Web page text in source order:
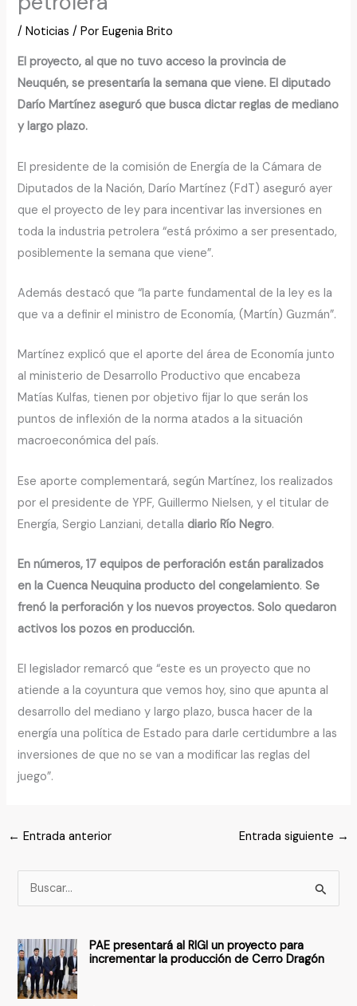
/Noticias / PorEugenia Brito
El proyecto, al que no tuvo acceso la provincia de
Neuquén, se presentaría la semana que viene. El diputado
Darío Martínez aseguró que busca dictar reglas de mediano
y largo plazo.
El presidente de la comisión de Energía de la Cámara de
Diputados de la Nación, Darío Martínez (FdT) aseguró ayer
que el proyecto de ley para incentivar las inversiones en
toda la industria petrolera “está próximo a ser presentado,
posiblemente la semana que viene”.
Además destacó que “la parte fundamental de la ley es la
que va a definir el ministro de Economía, (Martín) Guzmán”.
Martínez explicó que el aporte del área de Economía junto
al ministerio de Desarrollo Productivo que encabeza
Matías Kulfas, tienen por objetivo fijar lo que serán los
puntos de inflexión de la norma atados a la situación
macroeconómica del país.
Ese aporte complementará, según Martínez, los realizados
por el presidente de YPF, Guillermo Nielsen, y el titular de
Energía, Sergio Lanziani, detalladiario Río Negro.
En números, 17 equipos de perforación están paralizados
en la Cuenca Neuquina producto del congelamiento. Se
frenó la perforación y los nuevos proyectos. Solo quedaron
activos los pozos en producción.
El legislador remarcó que “este es un proyecto que no
atiende a la coyuntura que vemos hoy, sino que apunta al
desarrollo del mediano y largo plazo, busca hacer de la
energía una política de Estado para darle certidumbre a las
inversiones de que no se van a modificar las reglas del
juego”.
← Entrada anterior Entrada siguiente →
u
c
a
r
PAE presentará al RIGI un proyecto para
incrementar la producción de Cerro Dragón